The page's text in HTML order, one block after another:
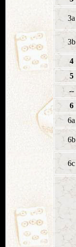
3a
3b
4
5
--
6
6a
6b
6c